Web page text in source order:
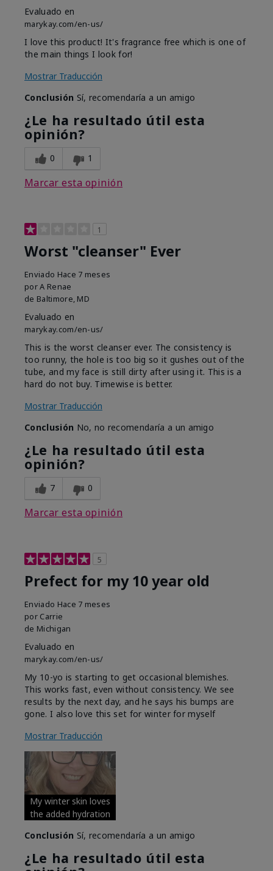
Evaluado en
marykay.com/en-us/
I love this product! It's fragrance free which is one of
the main things I look for!
Mostrar Traducción
Conclusión Sí, recomendaría a un amigo
¿Le ha resultado útil esta
opinión?
0 1
Marcar esta opinión
1
Worst "cleanser" Ever
Enviado Hace 7 meses
porA Renae
de Baltimore, MD
Evaluado en
marykay.com/en-us/
This is the worst cleanser ever. The consistency is
too runny, the hole is too big so it gushes out of the
tube, and my face is still dirty after using it. This is a
hard do not buy. Timewise is better.
Mostrar Traducción
Conclusión No, no recomendaría a un amigo
¿Le ha resultado útil esta
opinión?
7 0
Marcar esta opinión
5
Prefect for my 10 year old
Enviado Hace 7 meses
por Carrie
de Michigan
Evaluado en
marykay.com/en-us/
My 10-yo is starting to get occasional blemishes.
This works fast, even without consistency. We see
results by the next day, and he says his bumps are
gone. I also love this set for winter for myself
Mostrar Traducción
My winter skin loves
the added hydration
Conclusión Sí, recomendaría a un amigo
¿Le ha resultado útil esta